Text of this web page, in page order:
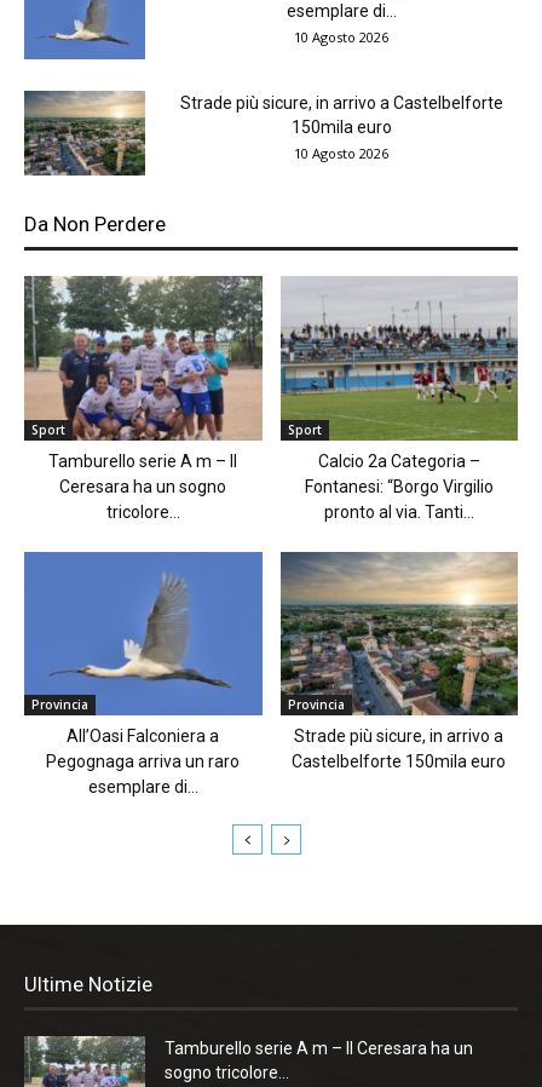
esemplare di...
10 Agosto 2026
Strade più sicure, in arrivo a Castelbelforte
150mila euro
10 Agosto 2026
Da Non Perdere
Sport
Tamburello serie A m – Il
Ceresara ha un sogno
tricolore...
Sport
Calcio 2a Categoria –
Fontanesi: “Borgo Virgilio
pronto al via. Tanti...
Provincia
All’Oasi Falconiera a
Pegognaga arriva un raro
esemplare di...
Provincia
Strade più sicure, in arrivo a
Castelbelforte 150mila euro
Ultime Notizie
Tamburello serie A m – Il Ceresara ha un
sogno tricolore...